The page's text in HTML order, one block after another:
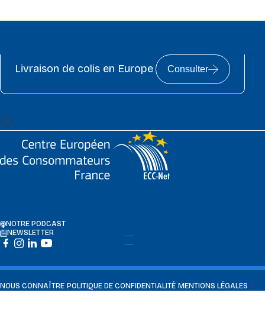
Livraison de colis en Europe Consulter
NOTRE PODCAST
NEWSLETTER
NOUS CONNAÎTRE POLITIQUE DE CONFIDENTIALITÉ MENTIONS LÉGALES